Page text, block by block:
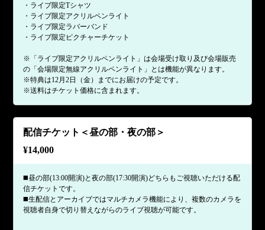
・ライブ限定Tシャツ
・ライブ限定アクリルペンライト
・ライブ限定ラバーバンド
・ライブ限定ピクチャーチケット
※「ライブ限定アクリルペンライト」は会場受け取り及び会場販売
の「会場限定無線アクリルペンライト」とは機能が異なります。
※特典は12月2日（金）までにお届けの予定です。
※送料はチケット価格に含まれます。
配信チケット＜昼の部・夜の部＞
¥14,000
◼️昼の部(13:00開演)と夜の部(17:30開演)どちらもご視聴いただける配
信チケットです。
◼️生配信とアーカイブではマルチカメラ機能により、複数のカメラを
視聴者自身で切り替えながらのライブ視聴が可能です。